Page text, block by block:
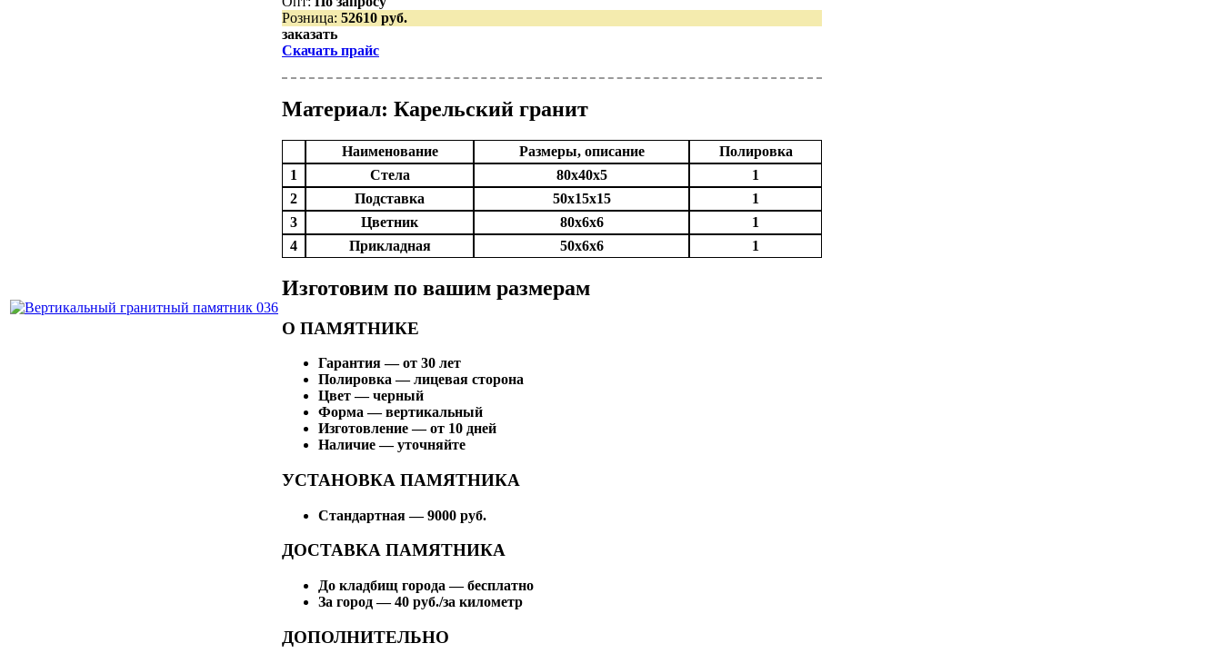
Розница: 52610 руб.
заказать
Скачать прайс
Материал: Карельский гранит
Наименование Размеры, описание
Полировка
1
Стела 80x40x5
1
2
Подставка 50x15x15
1
3
Цветник 80x6x6
1
4
Прикладная 50x6x6 1
Изготовим по вашим размерам
О ПАМЯТНИКЕ
Гарантия — от 30 лет
Полировка — лицевая сторона
Цвет — черный
Форма — вертикальный
Изготовление — от 10 дней
Наличие — уточняйте
УСТАНОВКА ПАМЯТНИКА
Стандартная — 9000 руб.
ДОСТАВКА ПАМЯТНИКА
До кладбищ города — бесплатно
За город — 40 руб./за километр
ДОПОЛНИТЕЛЬНО